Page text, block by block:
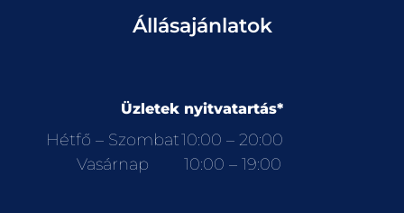
Állásajánlatok
Üzletek nyitvatartás*
Hétfő – Szombat10:00 – 20:00
Vasárnap
10:00 – 19:00